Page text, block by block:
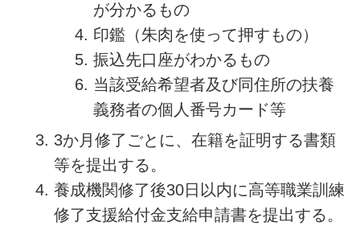
が分かるもの
印鑑（朱肉を使って押すもの）
振込先口座がわかるもの
当該受給希望者及び同住所の扶養
義務者の個人番号カード等
3か月修了ごとに、在籍を証明する書類
等を提出する。
養成機関修了後30日以内に高等職業訓練
修了支援給付金支給申請書を提出する。